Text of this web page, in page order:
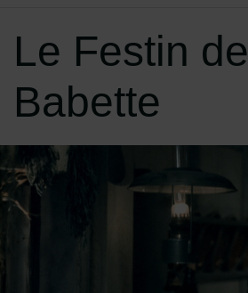
Le Festin de
Babette